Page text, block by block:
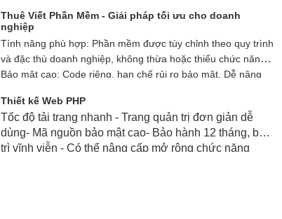
Thuê Viết Phần Mềm - Giải pháp tối ưu cho doanh
nghiệp
Tính năng phù hợp: Phần mềm được tùy chỉnh theo quy trình
và đặc thù doanh nghiệp, không thừa hoặc thiếu chức năng.
Bảo mật cao: Code riêng, hạn chế rủi ro bảo mật. Dễ nâng
ưu chi phí vận hành dài hạn: Dù chi phí ban đầu cao hơn,
nhưng giúp tiết kiệm chi phí điều chỉnh, vận hành và nâng
cấp so với phần mềm có sẵn.
Thiết kế Web PHP
Tốc độ tải trang nhanh - Trang quản trị đơn giản dễ
dùng- Mã nguồn bảo mật cao- Bảo hành 12 tháng, bảo
trì vĩnh viễn - Có thể nâng cấp mở rộng chức năng